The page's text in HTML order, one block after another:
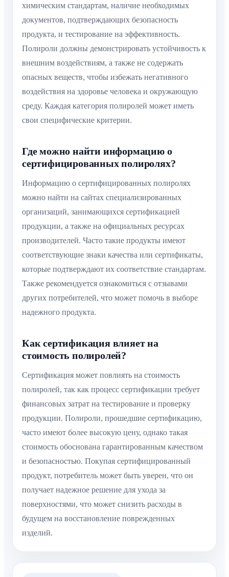
химическим стандартам, наличие необходимых
документов, подтверждающих безопасность
продукта, и тестирование на эффективность.
Полироли должны демонстрировать устойчивость к
внешним воздействиям, а также не содержать
опасных веществ, чтобы избежать негативного
воздействия на здоровье человека и окружающую
среду. Каждая категория полиролей может иметь
свои специфические критерии.
Где можно найти информацию о
сертифицированных полиролях?
Информацию о сертифицированных полиролях
можно найти на сайтах специализированных
организаций, занимающихся сертификацией
продукции, а также на официальных ресурсах
производителей. Часто такие продукты имеют
соответствующие знаки качества или сертификаты,
которые подтверждают их соответствие стандартам.
Также рекомендуется ознакомиться с отзывами
других потребителей, что может помочь в выборе
надежного продукта.
Как сертификация влияет на
стоимость полиролей?
Сертификация может повлиять на стоимость
полиролей, так как процесс сертификации требует
финансовых затрат на тестирование и проверку
продукции. Полироли, прошедшие сертификацию,
часто имеют более высокую цену, однако такая
стоимость обоснована гарантированным качеством
и безопасностью. Покупая сертифицированный
продукт, потребитель может быть уверен, что он
получает надежное решение для ухода за
поверхностями, что может снизить расходы в
будущем на восстановление поврежденных
изделий.